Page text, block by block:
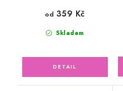
Skladem
od 359 Kč